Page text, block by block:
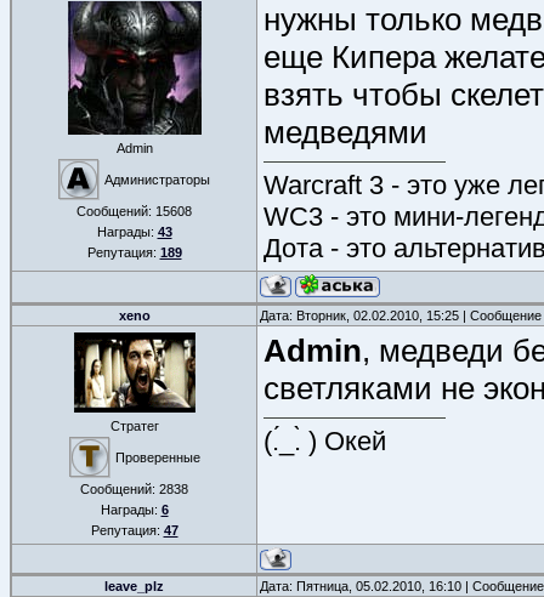
Admin
Администраторы
Сообщений: 15608
Награды: 43
Репутация: 189
нужны только
еще Кипера
взять чтобы
медведями
Warcraft 3 - это уже
WC3 - это мини-
Дота - это
xeno Дата: Вторник, 02.02.2010, 15:25 |
Стратег
Проверенные
Сообщений: 2838
Награды: 6
Репутация: 47
Admin, медведи
светляками не
(.́_.̀ ) Окей
leave_plz Дата: Пятница, 05.02.2010, 16:10 |